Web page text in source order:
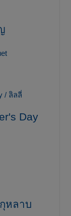
/ ลิลลี่
Day
หลาบ